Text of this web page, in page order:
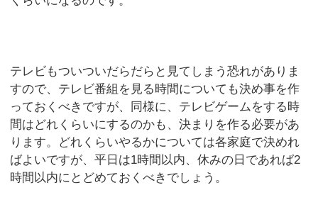
テレビもついついだらだらと見てしまう恐れがありま
すので、テレビ番組を見る時間についても決め事を作
っておくべきですが、同様に、テレビゲームをする時
間はどれくらいにするのかも、決まりを作る必要があ
ります。どれくらいやるかについては各家庭で決めれ
ばよいですが、平日は1時間以内、休みの日であれば2
時間以内にとどめておくべきでしょう。